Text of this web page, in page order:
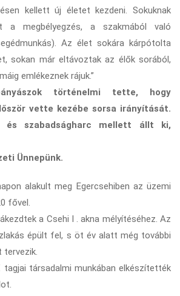
kellett új életet kezdeni. Sokuknak
a megbélyegzés, a szakmából való
Az élet sokára kárpótolta
sokan már eltávoztak az élők sorából,
emlékeznek rájuk.”
történelmi tette, hogy
vette kezébe sorsa irányítását.
és szabadságharc mellett állt ki,
Ünnepünk.
alakult meg Egercsehiben az üzemi
fővel.
a Csehi I . akna mélyítéséhez. Az
épült fel, s öt év alatt még további
tervezik.
tagjai társadalmi munkában elkészítették